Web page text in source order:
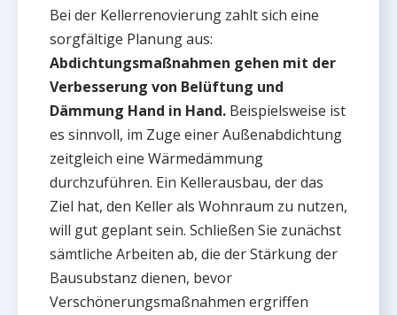
Bei der Kellerrenovierung zahlt sich eine
sorgfältige Planung aus:
Abdichtungsmaßnahmen gehen mit der
Verbesserung von Belüftung und
Dämmung Hand in Hand. Beispielsweise ist
es sinnvoll, im Zuge einer Außenabdichtung
zeitgleich eine Wärmedämmung
durchzuführen. Ein Kellerausbau, der das
Ziel hat, den Keller als Wohnraum zu nutzen,
will gut geplant sein. Schließen Sie zunächst
sämtliche Arbeiten ab, die der Stärkung der
Bausubstanz dienen, bevor
Verschönerungsmaßnahmen ergriffen